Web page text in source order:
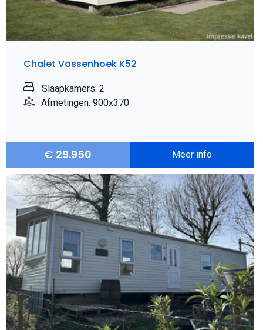
Chalet Vossenhoek K52
Slaapkamers: 2
Afmetingen: 900x370
€ 29.950 Meer info